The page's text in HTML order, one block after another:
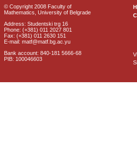
© Copyright 2008 Faculty of
Mathematics, University of Belgrade
Address: Studentski trg 16
Phone: (+381) 011 2027 801
Fax: (+381) 011 2630 151
E-mail: matf@matf.bg.ac.yu
Bank account: 840-181 5666-68
PIB: 100046603